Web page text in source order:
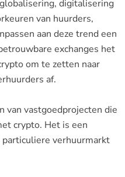
digitalisering
van huurders,
aan deze trend een
exchanges het
om te zetten naar
af.
van vastgoedprojecten die
crypto. Het is een
verhuurmarkt